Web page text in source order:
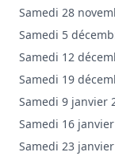
Samedi 28
Samedi 5
Samedi 12
Samedi 19
Samedi 9 janvier
Samedi 16
Samedi 23